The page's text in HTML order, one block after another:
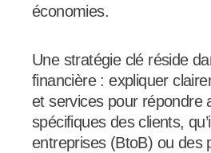
économies.
Une stratégie clé réside
financière : expliquer
et services pour répondre
spécifiques des clients,
entreprises (BtoB) ou des